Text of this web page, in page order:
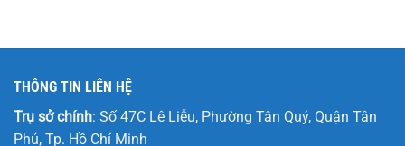
THÔNG TIN LIÊN HỆ
Trụ sở chính: Số 47C Lê Liễu, Phường Tân Quý, Quận Tân
Phú, Tp. Hồ Chí Minh